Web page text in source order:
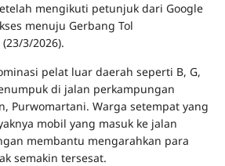
mengikuti petunjuk dari Google
menuju Gerbang Tol
3/2026).
pelat luar daerah seperti B, G,
di jalan perkampungan
Purwomartani. Warga setempat yang
mobil yang masuk ke jalan
membantu mengarahkan para
semakin tersesat.